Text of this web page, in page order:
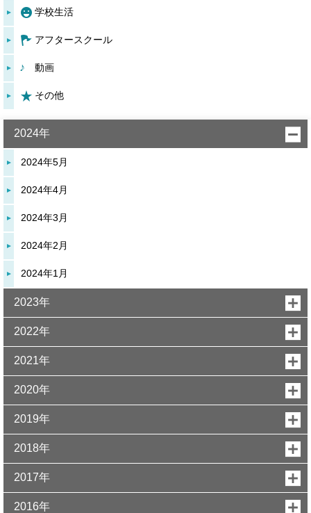
学校生活
アフタースクール
動画
その他
2024年
2024年5月
2024年4月
2024年3月
2024年2月
2024年1月
2023年
2022年
2021年
2020年
2019年
2018年
2017年
2016年